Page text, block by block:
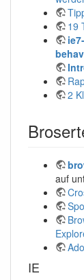
19
2
auf
IE